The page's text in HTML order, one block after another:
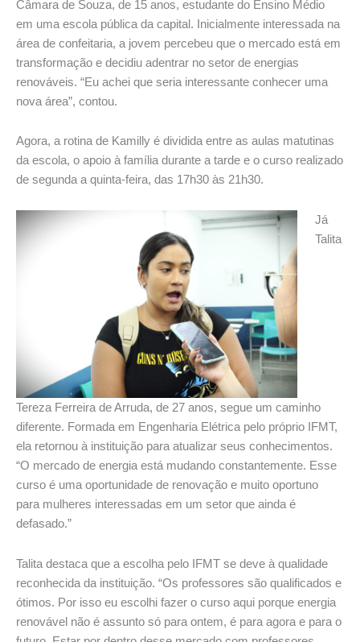
Câmara de Souza, de 15 anos, estudante do Ensino Médio
em uma escola pública da capital. Inicialmente interessada na
área de confeitaria, a jovem percebeu que o mercado está em
transformação e decidiu adentrar no setor de energias
renováveis. “Eu achei que seria interessante conhecer uma
nova área”, contou.
Agora, a rotina de Kamilly é dividida entre as aulas matutinas
da escola, o apoio à família durante a tarde e o curso realizado
de segunda a quinta-feira, das 17h30 às 21h30.
Já
Talita
Tereza Ferreira de Arruda, de 27 anos, segue um caminho
diferente. Formada em Engenharia Elétrica pelo próprio IFMT,
ela retornou à instituição para atualizar seus conhecimentos.
“O mercado de energia está mudando constantemente. Esse
curso é uma oportunidade de renovação e muito oportuno
para mulheres interessadas em um setor que ainda é
defasado.”
Talita destaca que a escolha pelo IFMT se deve à qualidade
reconhecida da instituição. “Os professores são qualificados e
ótimos. Por isso eu escolhi fazer o curso aqui porque energia
renovável não é assunto só para ontem, é para agora e para o